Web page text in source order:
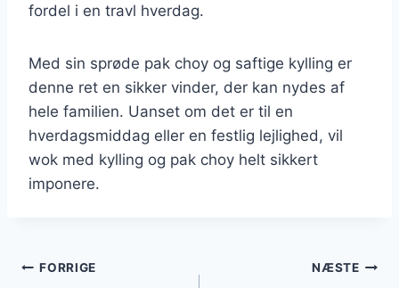
fordel i en travl hverdag.
Med sin sprøde pak choy og saftige kylling er
denne ret en sikker vinder, der kan nydes af
hele familien. Uanset om det er til en
hverdagsmiddag eller en festlig lejlighed, vil
wok med kylling og pak choy helt sikkert
imponere.
Indlægsnavigation
FORRIGE NÆSTE